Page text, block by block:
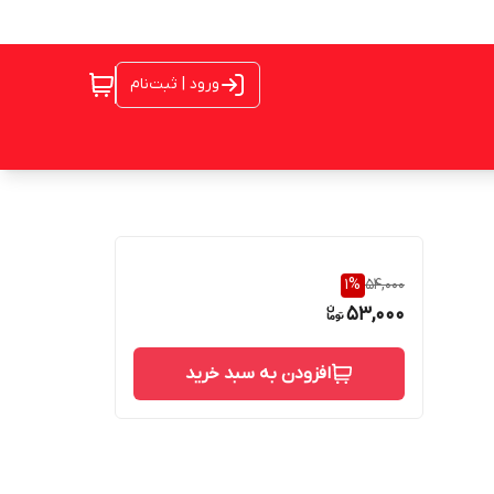
ورود | ثبت‌نام
54,000
1%
53,000
افزودن به سبد خرید